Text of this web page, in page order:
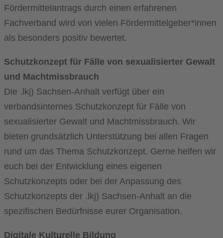
Fördermittelantrags durch einen erfahrenen
Fachverband wird von vielen Fördermittelgeber*innen
als besonders positiv bewertet.
Schutzkonzept für Fälle von sexualisierter Gewalt
und Machtmissbrauch
Die .lkj) Sachsen-Anhalt verfügt über ein
verbandsinternes Schutzkonzept für Fälle von
sexualisierter Gewalt und Machtmissbrauch. Wir
bieten grundsätzlich Unterstützung bei allen Fragen
rund um das Thema Schutzkonzept. Gerne helfen wir
euch bei der Entwicklung eines eigenen
Schutzkonzepts oder bei der Anpassung des
Schutzkonzepts der .lkj) Sachsen-Anhalt an die
spezifischen Bedürfnisse eurer Organisation.
Digitale Kulturelle Bildung